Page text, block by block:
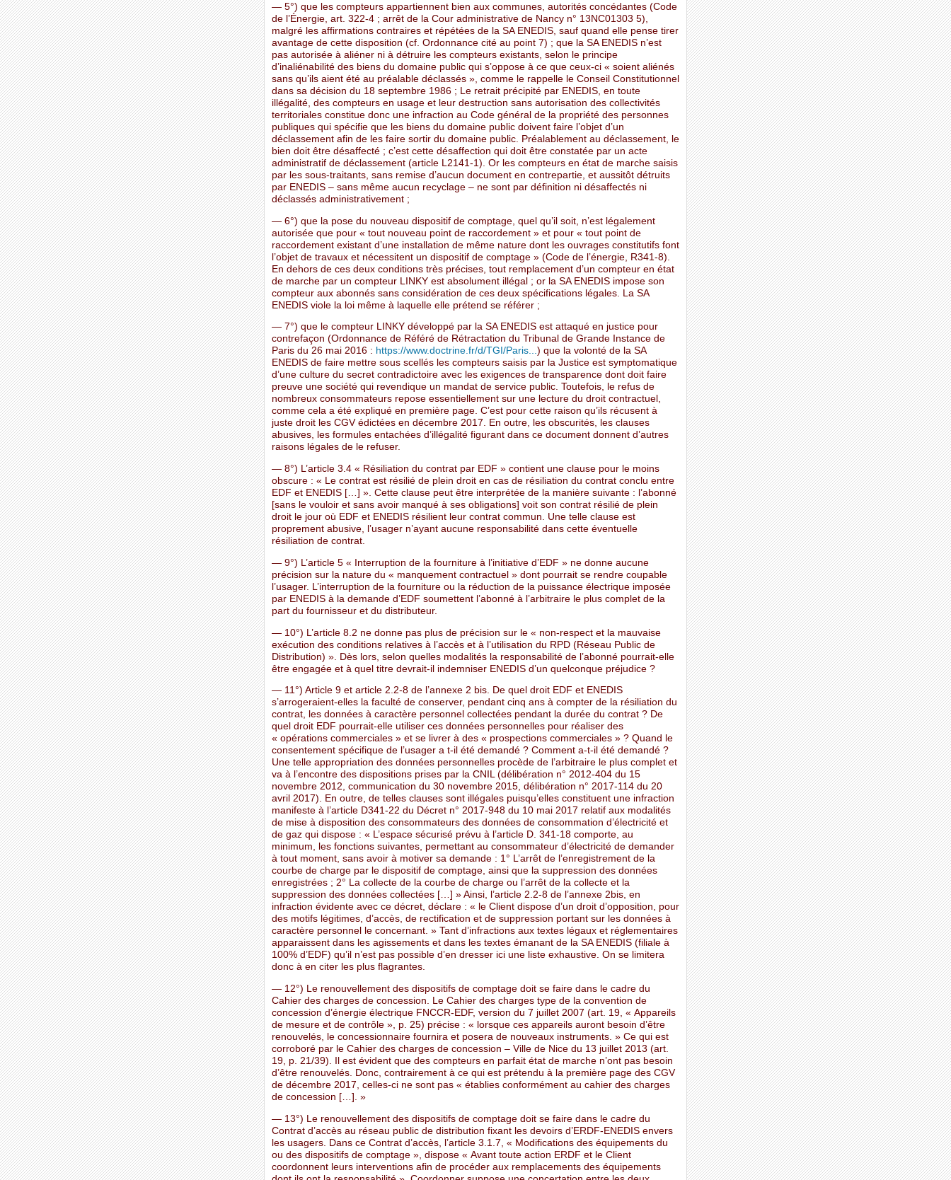
— 5°) que les compteurs appartiennent bien aux communes, autorités concédantes (Code
de l’Énergie, art. 322-4 ; arrêt de la Cour administrative de Nancy n° 13NC01303 5),
malgré les affirmations contraires et répétées de la SA ENEDIS, sauf quand elle pense tirer
avantage de cette disposition (cf. Ordonnance cité au point 7) ; que la SA ENEDIS n’est
pas autorisée à aliéner ni à détruire les compteurs existants, selon le principe
d’inaliénabilité des biens du domaine public qui s’oppose à ce que ceux-ci « soient aliénés
sans qu’ils aient été au préalable déclassés », comme le rappelle le Conseil Constitutionnel
dans sa décision du 18 septembre 1986 ; Le retrait précipité par ENEDIS, en toute
illégalité, des compteurs en usage et leur destruction sans autorisation des collectivités
territoriales constitue donc une infraction au Code général de la propriété des personnes
publiques qui spécifie que les biens du domaine public doivent faire l’objet d’un
déclassement afin de les faire sortir du domaine public. Préalablement au déclassement, le
bien doit être désaffecté ; c’est cette désaffection qui doit être constatée par un acte
administratif de déclassement (article L2141-1). Or les compteurs en état de marche saisis
par les sous-traitants, sans remise d’aucun document en contrepartie, et aussitôt détruits
par ENEDIS ‒ sans même aucun recyclage ‒ ne sont par définition ni désaffectés ni
déclassés administrativement ;
— 6°) que la pose du nouveau dispositif de comptage, quel qu’il soit, n’est légalement
autorisée que pour « tout nouveau point de raccordement » et pour « tout point de
raccordement existant d’une installation de même nature dont les ouvrages constitutifs font
l’objet de travaux et nécessitent un dispositif de comptage » (Code de l’énergie, R341-8).
En dehors de ces deux conditions très précises, tout remplacement d’un compteur en état
de marche par un compteur LINKY est absolument illégal ; or la SA ENEDIS impose son
compteur aux abonnés sans considération de ces deux spécifications légales. La SA
ENEDIS viole la loi même à laquelle elle prétend se référer ;
— 7°) que le compteur LINKY développé par la SA ENEDIS est attaqué en justice pour
contrefaçon (Ordonnance de Référé de Rétractation du Tribunal de Grande Instance de
Paris du 26 mai 2016 : https://www.doctrine.fr/d/TGI/Paris...) que la volonté de la SA
ENEDIS de faire mettre sous scellés les compteurs saisis par la Justice est symptomatique
d’une culture du secret contradictoire avec les exigences de transparence dont doit faire
preuve une société qui revendique un mandat de service public. Toutefois, le refus de
nombreux consommateurs repose essentiellement sur une lecture du droit contractuel,
comme cela a été expliqué en première page. C’est pour cette raison qu’ils récusent à
juste droit les CGV édictées en décembre 2017. En outre, les obscurités, les clauses
abusives, les formules entachées d’illégalité figurant dans ce document donnent d’autres
raisons légales de le refuser.
— 8°) L’article 3.4 « Résiliation du contrat par EDF » contient une clause pour le moins
obscure : « Le contrat est résilié de plein droit en cas de résiliation du contrat conclu entre
EDF et ENEDIS […] ». Cette clause peut être interprétée de la manière suivante : l’abonné
[sans le vouloir et sans avoir manqué à ses obligations] voit son contrat résilié de plein
droit le jour où EDF et ENEDIS résilient leur contrat commun. Une telle clause est
proprement abusive, l’usager n’ayant aucune responsabilité dans cette éventuelle
résiliation de contrat.
— 9°) L’article 5 « Interruption de la fourniture à l’initiative d’EDF » ne donne aucune
précision sur la nature du « manquement contractuel » dont pourrait se rendre coupable
l’usager. L’interruption de la fourniture ou la réduction de la puissance électrique imposée
par ENEDIS à la demande d’EDF soumettent l’abonné à l’arbitraire le plus complet de la
part du fournisseur et du distributeur.
— 10°) L’article 8.2 ne donne pas plus de précision sur le « non-respect et la mauvaise
exécution des conditions relatives à l’accès et à l’utilisation du RPD (Réseau Public de
Distribution) ». Dès lors, selon quelles modalités la responsabilité de l’abonné pourrait-elle
être engagée et à quel titre devrait-il indemniser ENEDIS d’un quelconque préjudice ?
— 11°) Article 9 et article 2.2-8 de l’annexe 2 bis. De quel droit EDF et ENEDIS
s’arrogeraient-elles la faculté de conserver, pendant cinq ans à compter de la résiliation du
contrat, les données à caractère personnel collectées pendant la durée du contrat ? De
quel droit EDF pourrait-elle utiliser ces données personnelles pour réaliser des
« opérations commerciales » et se livrer à des « prospections commerciales » ? Quand le
consentement spécifique de l’usager a t-il été demandé ? Comment a-t-il été demandé ?
Une telle appropriation des données personnelles procède de l’arbitraire le plus complet et
va à l’encontre des dispositions prises par la CNIL (délibération n° 2012-404 du 15
novembre 2012, communication du 30 novembre 2015, délibération n° 2017-114 du 20
avril 2017). En outre, de telles clauses sont illégales puisqu’elles constituent une infraction
manifeste à l’article D341-22 du Décret n° 2017-948 du 10 mai 2017 relatif aux modalités
de mise à disposition des consommateurs des données de consommation d’électricité et
de gaz qui dispose : « L’espace sécurisé prévu à l’article D. 341-18 comporte, au
minimum, les fonctions suivantes, permettant au consommateur d’électricité de demander
à tout moment, sans avoir à motiver sa demande : 1° L’arrêt de l’enregistrement de la
courbe de charge par le dispositif de comptage, ainsi que la suppression des données
enregistrées ; 2° La collecte de la courbe de charge ou l’arrêt de la collecte et la
suppression des données collectées […] » Ainsi, l’article 2.2-8 de l’annexe 2bis, en
infraction évidente avec ce décret, déclare : « le Client dispose d’un droit d’opposition, pour
des motifs légitimes, d’accès, de rectification et de suppression portant sur les données à
caractère personnel le concernant. » Tant d’infractions aux textes légaux et réglementaires
apparaissent dans les agissements et dans les textes émanant de la SA ENEDIS (filiale à
100% d’EDF) qu’il n’est pas possible d’en dresser ici une liste exhaustive. On se limitera
donc à en citer les plus flagrantes.
— 12°) Le renouvellement des dispositifs de comptage doit se faire dans le cadre du
Cahier des charges de concession. Le Cahier des charges type de la convention de
concession d’énergie électrique FNCCR-EDF, version du 7 juillet 2007 (art. 19, « Appareils
de mesure et de contrôle », p. 25) précise : « lorsque ces appareils auront besoin d’être
renouvelés, le concessionnaire fournira et posera de nouveaux instruments. » Ce qui est
corroboré par le Cahier des charges de concession – Ville de Nice du 13 juillet 2013 (art.
19, p. 21/39). Il est évident que des compteurs en parfait état de marche n’ont pas besoin
d’être renouvelés. Donc, contrairement à ce qui est prétendu à la première page des CGV
de décembre 2017, celles-ci ne sont pas « établies conformément au cahier des charges
de concession […]. »
— 13°) Le renouvellement des dispositifs de comptage doit se faire dans le cadre du
Contrat d’accès au réseau public de distribution fixant les devoirs d’ERDF-ENEDIS envers
les usagers. Dans ce Contrat d’accès, l’article 3.1.7, « Modifications des équipements du
ou des dispositifs de comptage », dispose « Avant toute action ERDF et le Client
coordonnent leurs interventions afin de procéder aux remplacements des équipements